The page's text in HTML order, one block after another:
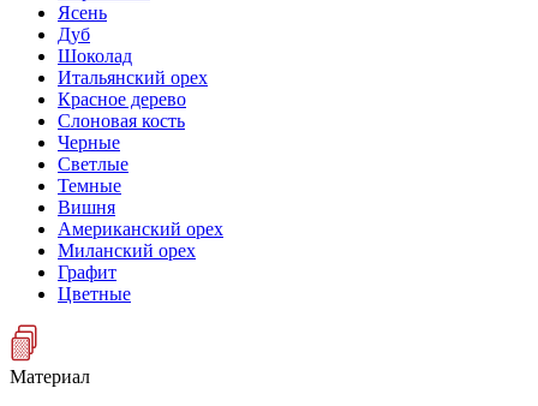
Ясень
Дуб
Шоколад
Итальянский орех
Красное дерево
Слоновая кость
Черные
Светлые
Темные
Вишня
Американский орех
Миланский орех
Графит
Цветные
Материал